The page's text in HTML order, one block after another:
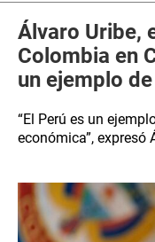
Álvaro Uribe,
Colombia en
un ejemplo
“El Perú es un
económica”, expresó